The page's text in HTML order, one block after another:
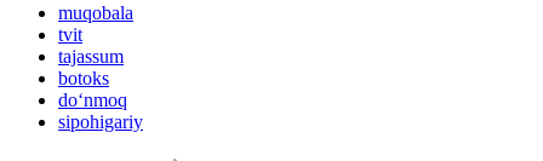
muqobala
tvit
tajassum
botoks
do‘nmoq
sipohigariy